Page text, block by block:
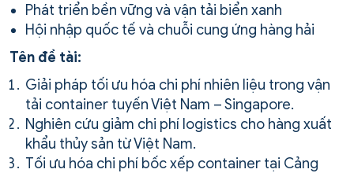
Phát triển bền vững và vận tải biển xanh
Hội nhập quốc tế và chuỗi cung ứng hàng hải
Tên đề tài:
Giải pháp tối ưu hóa chi phí nhiên liệu trong vận
tải container tuyến Việt Nam – Singapore.
Nghiên cứu giảm chi phí logistics cho hàng xuất
khẩu thủy sản từ Việt Nam.
Tối ưu hóa chi phí bốc xếp container tại Cảng